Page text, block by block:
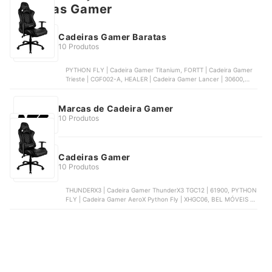
Cadeiras Gamer
Cadeiras Gamer Baratas
10 Produtos
PYTHON FLY | Cadeira Gamer Titanium, FORTT | Cadeira Gamer
Trieste | CGF002-A, HEALER | Cadeira Gamer Lancer | 30600,
Marcas de Cadeira Gamer
10 Produtos
Cadeiras Gamer
10 Produtos
THUNDERX3 | Cadeira Gamer ThunderX3 TGC12 | 61900, PYTHON
FLY | Cadeira Gamer AeroX Python Fly | XHGC06, BEL MÓVEIS |